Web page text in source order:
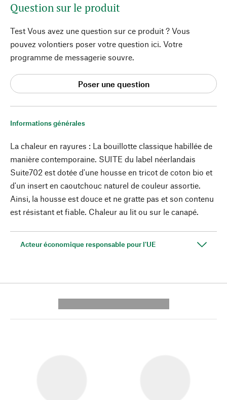
Informations générales
La chaleur en rayures : La bouillotte classique habillée de
manière contemporaine. SUITE du label néerlandais
Suite702 est dotée d'une housse en tricot de coton bio et
d'un insert en caoutchouc naturel de couleur assortie.
Ainsi, la housse est douce et ne gratte pas et son contenu
est résistant et fiable. Chaleur au lit ou sur le canapé.
Acteur économique responsable pour l'UE
Question sur le produit
Test Vous avez une question sur ce produit ? Vous
pouvez volontiers poser votre question ici. Votre
programme de messagerie souvre.
Poser une question